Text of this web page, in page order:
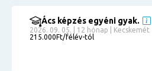
Ács képzés egyéni gyak.
2026. 09. 05. | 12 hónap | Kecskemét
215.000Ft/félév-tól